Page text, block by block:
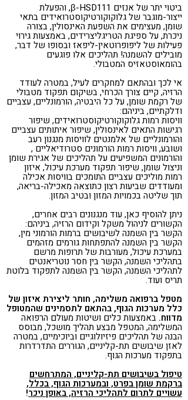
ביטוי יתר של אנזים β-HSD111, והפעלת
ייצור-מוגבר של גלוקוקורטיקוסטרואידים בתאי
שומן, מעצימים את השפעת האינסולין, בצורה
ניכרת, על ספיגת הטריגליצרידים, באמצעות גירוי
פעילות של ליפופרוטאין-ליפאז ובסופו של דבר,
מובילים להשמנה! תהליכים אלו פוגעים
בהומאוסטאזיס המטבולי.
אי לכך ובהתאם למחקרים לעיל, במטרה לעודד
הרזיה, קיים צורך הכרחי, בשיקום תפקוד מטבולי
של רקמת שומן, על כל היבטיה, הורמונליים, עצביים
ודלקתיים, ביניהם:
וויסות רמות גלוקוקורטיקוסטרואידים, שיפור
רגישות התאים לאינסולין, שיפור איתותים עצביים
והורמונליים של אלמנטים לוויסות מנגנון רעב
ושובע, וויסות רמות הורמונים סטרודיאליים ,
והורמונים המשפיעים על תהליכים של אגירת שומן
וניצול שומן, שיפור תפקוד מערכת עיכול, איזון
רמות מוליכים עצביים התומכים בוויסות אכילה
ומעודדים שביעות רצון כתוצאה מאכילה-בריאה,
תוך שליטה בכמויות המזון ובטיב המזון.
ניתן להוסיף כאן, עוד מנגנונים רבים אחרים,
הקשורים לניהול משקל וקידום הרזיה, ביניהם:
הקשר בין השמנה לשיבושים ברמות הורמוני מין,
הקשר בין השמנה להתפתחות גורמים מזהמים
במערכת עיכול, מעורבות של תרופות מרשם
בתהליכי השמנה, הקשר בין חסר נוטריאנטים
לתהליכי השמנה, הקשר בין השמנה לתפקוד בלוטת
תריס ועוד.
מטפל ברפואה משלימה, חותר ליצירת איזון של
כלל מערכות הגוף, בהתאם לתסמינים שהמטופל
מדווח. באמצעות כלים ושיטות מעולם הרפואה
המשלימה, המטפל מבצע תהליך מושכל, מבוסס
הבנה של תהליכים פיזיולוגיים וביוכימיים, במטרה
לאזן שיבושים תת-קליניים, הגוררים התדרדרות
בתפקוד מערכות הגוף.
טיפול בשיבושים תת-קליניים, המתרחשים
ברקמת שומן בפרט, ובמערכות הגוף, בכלל,
עשויים לתרום לתהליכי הרזיה, באופן ניכר!